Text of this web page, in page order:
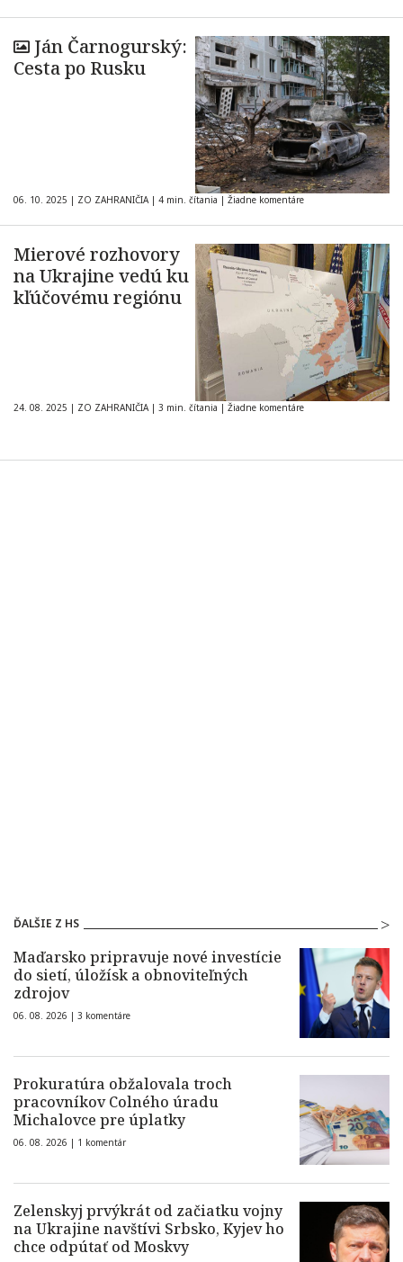
Ján Čarnogurský:
Cesta po Rusku
06. 10. 2025 | ZO ZAHRANIČIA | 4 min. čítania | Žiadne komentáre
Mierové rozhovory
na Ukrajine vedú ku
kľúčovému regiónu
24. 08. 2025 | ZO ZAHRANIČIA | 3 min. čítania | Žiadne komentáre
ĎALŠIE Z HS
Maďarsko pripravuje nové investície
do sietí, úložísk a obnoviteľných
zdrojov
06. 08. 2026 | 3 komentáre
Prokuratúra obžalovala troch
pracovníkov Colného úradu
Michalovce pre úplatky
06. 08. 2026 | 1 komentár
Zelenskyj prvýkrát od začiatku vojny
na Ukrajine navštívi Srbsko, Kyjev ho
chce odpútať od Moskvy